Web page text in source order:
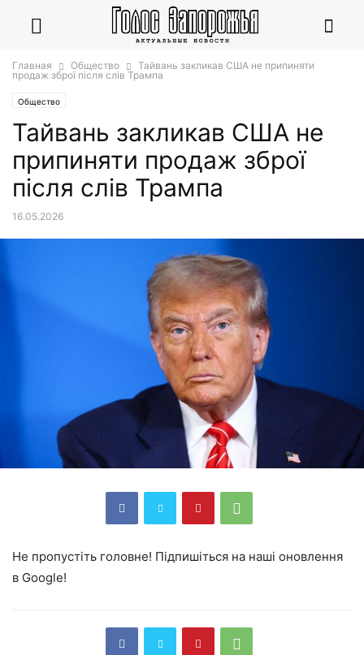
Главная Общество
Тайвань закликав США не припиняти
продаж зброї після слів Трампа
Общество
Тайвань закликав США не
припиняти продаж зброї
після слів Трампа
16.05.2026
Не пропустіть головне! Підпишіться на наші оновлення
в Google!